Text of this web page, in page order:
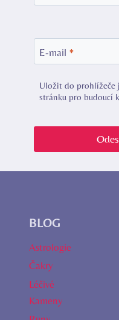
E-mail *
Uložit do prohlížeče
stránku pro budoucí
BLOG
Astrologie
Čakry
Léčivé
Kameny